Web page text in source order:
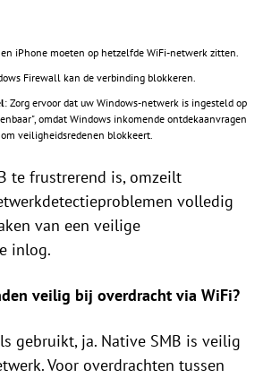
en iPhone moeten op hetzelfde WiFi-netwerk zitten.
Firewall kan de verbinding blokkeren.
: Zorg ervoor dat uw Windows-netwerk is ingesteld op
omdat Windows inkomende ontdekaanvragen
veiligheidsredenen blokkeert.
te frustrerend is, omzeilt
volledig
van een veilige
inlog.
veilig bij overdracht via WiFi?
gebruikt, ja. Native SMB is veilig
Voor overdrachten tussen